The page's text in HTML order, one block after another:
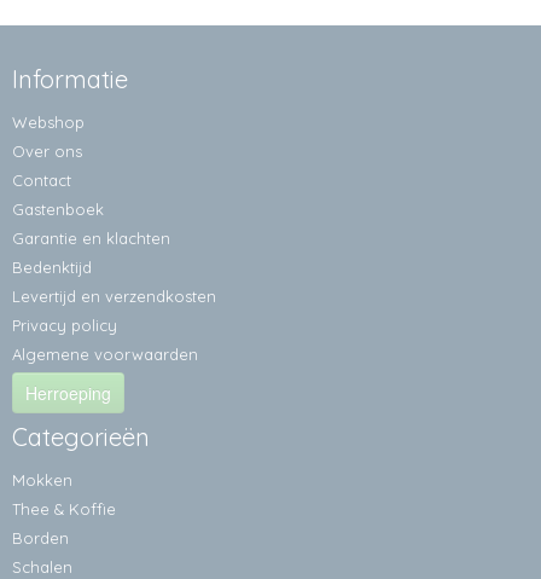
Informatie
Webshop
Over ons
Contact
Gastenboek
Garantie en klachten
Bedenktijd
Levertijd en verzendkosten
Privacy policy
Algemene voorwaarden
Herroeping
Categorieën
Mokken
Thee & Koffie
Borden
Schalen